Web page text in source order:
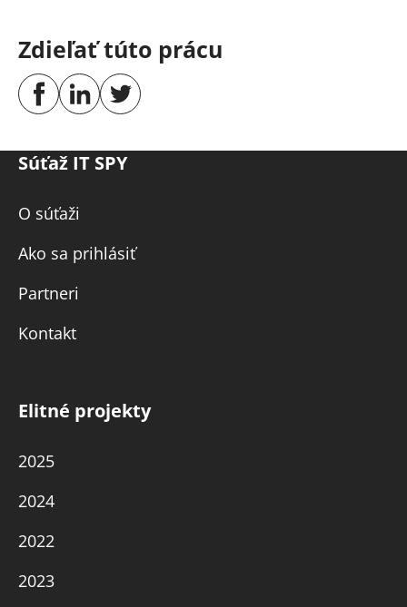
Zdieľať túto prácu
Súťaž IT SPY
O súťaži
Ako sa prihlásiť
Partneri
Kontakt
Elitné projekty
2025
2024
2022
2023